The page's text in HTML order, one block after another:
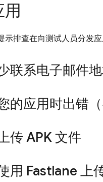
示排查在向测试人员分发应
联系电子邮件
的应用时出错
传 APK 文件
用 Fastlane 上